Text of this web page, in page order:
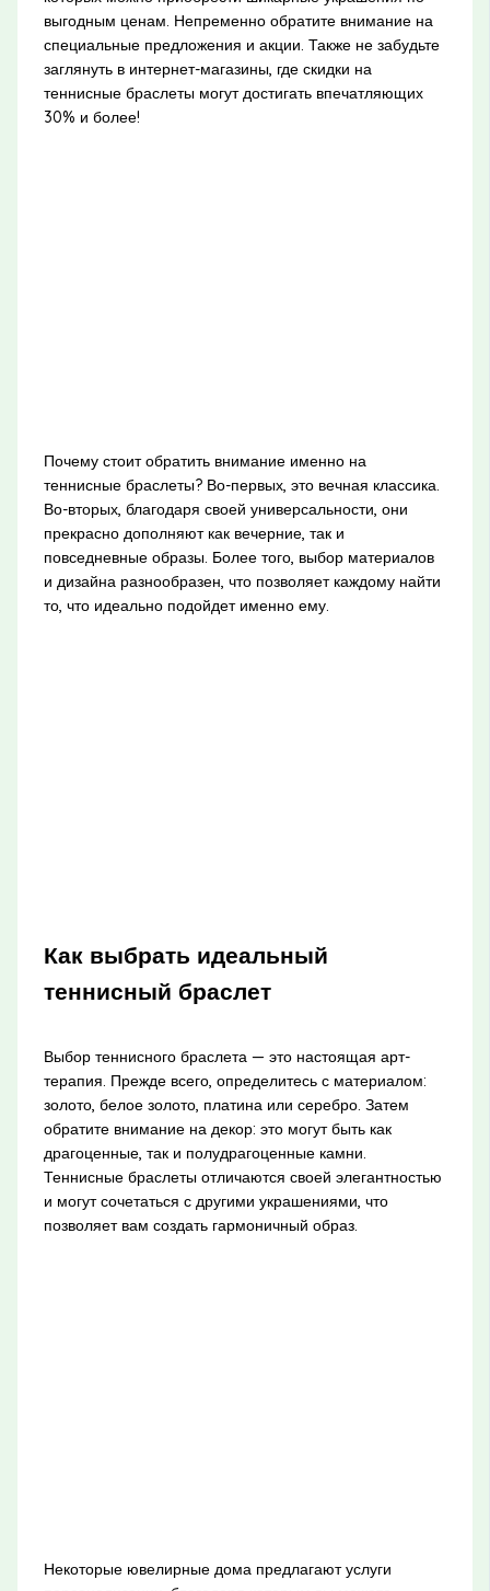
выгодным ценам. Непременно обратите внимание на
специальные предложения и акции. Также не забудьте
заглянуть в интернет-магазины, где скидки на
теннисные браслеты могут достигать впечатляющих
30% и более!
Почему стоит обратить внимание именно на
теннисные браслеты? Во-первых, это вечная классика.
Во-вторых, благодаря своей универсальности, они
прекрасно дополняют как вечерние, так и
повседневные образы. Более того, выбор материалов
и дизайна разнообразен, что позволяет каждому найти
то, что идеально подойдет именно ему.
Как выбрать идеальный
теннисный браслет
Выбор теннисного браслета — это настоящая арт-
терапия. Прежде всего, определитесь с материалом:
золото, белое золото, платина или серебро. Затем
обратите внимание на декор: это могут быть как
драгоценные, так и полудрагоценные камни.
Теннисные браслеты отличаются своей элегантностью
и могут сочетаться с другими украшениями, что
позволяет вам создать гармоничный образ.
Некоторые ювелирные дома предлагают услуги